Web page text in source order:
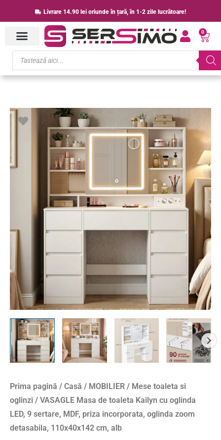
to
content
Livrare 14.90 lei oriunde în țară, în 1-2 zile lucrătoare!
0
Cart
Products
search
Prima pagină / Casă / MOBILIER / Mese toaleta si
oglinzi / VASAGLE Masa de toaleta Kailyn cu oglinda
LED, 9 sertare, MDF, priza incorporata, oglinda zoom
detasabila, 110x40x142 cm, alb